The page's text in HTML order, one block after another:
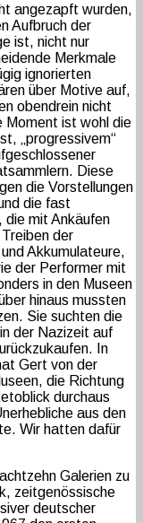
angezapft wurden,
Aufbruch der
ist, nicht nur
Merkmale
ignorierten
über Motive auf,
obendrein nicht
Moment ist wohl die
„progressivem“
Diese
die Vorstellungen
die fast
die mit Ankäufen
der
Akkumulateure,
der Performer mit
in den Museen
hinaus mussten
Sie suchten die
der Nazizeit auf
In
Gert von der
die Richtung
durchaus
aus den
Wir hatten dafür
Galerien zu
zeitgenössische
deutscher